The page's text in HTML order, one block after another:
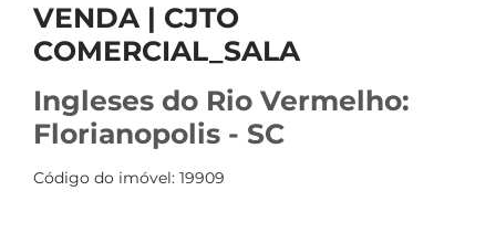
VENDA | CJTO
COMERCIAL_SALA
Ingleses do Rio Vermelho:
Florianopolis - SC
Código do imóvel: 19909